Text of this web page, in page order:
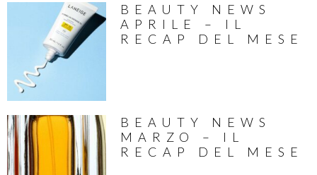
BEAUTY NEWS
APRILE – IL
RECAP DEL MESE
BEAUTY NEWS
MARZO – IL
RECAP DEL MESE